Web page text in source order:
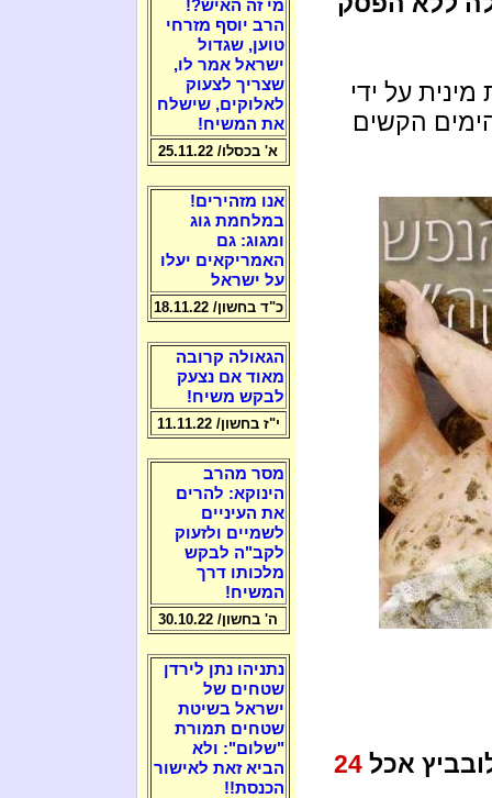
על ידי
הקשים
אכל 24
מי זה האיש?!
הרב יוסף מזרחי
טוען, שגדול
ישראל אמר לו,
שצריך לצעוק
לאלוקים, שישלח
את המשיח!
א' בכסלו/ 25.11.22
אנו מזהירים!
במלחמת גוג
ומגוג: גם
האמריקאים יעלו
על ישראל
כ"ד בחשון/ 18.11.22
הגאולה קרובה
מאוד אם נצעק
לבקש משיח!
י"ז בחשון/ 11.11.22
מסר מהרב
הינוקא: להרים
את העיניים
לשמיים ולזעוק
לקב"ה לבקש
מלכותו דרך
המשיח!
ה' בחשון/ 30.10.22
נתניהו נתן לירדן
שטחים של
ישראל בשיטת
שטחים תמורת
"שלום": ולא
הביא זאת לאישור
הכנסת!!